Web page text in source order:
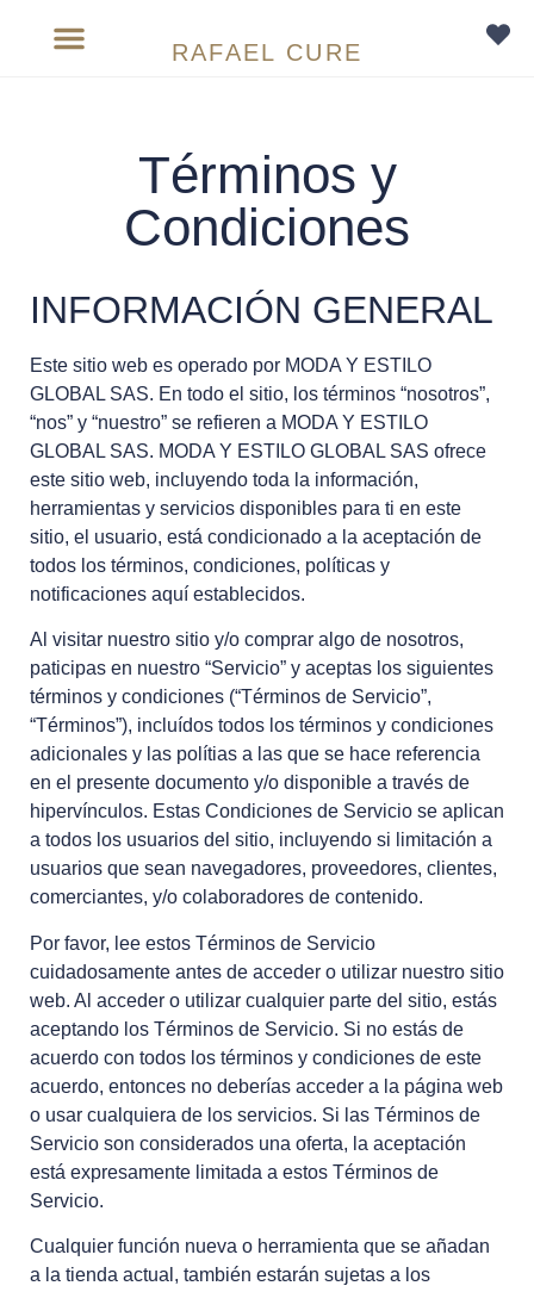
RAFAEL CURE
Términos y
Condiciones
INFORMACIÓN GENERAL
Este sitio web es operado por MODA Y ESTILO
GLOBAL SAS. En todo el sitio, los términos “nosotros”,
“nos” y “nuestro” se refieren a MODA Y ESTILO
GLOBAL SAS. MODA Y ESTILO GLOBAL SAS ofrece
este sitio web, incluyendo toda la información,
herramientas y servicios disponibles para ti en este
sitio, el usuario, está condicionado a la aceptación de
todos los términos, condiciones, políticas y
notificaciones aquí establecidos.
Al visitar nuestro sitio y/o comprar algo de nosotros,
paticipas en nuestro “Servicio” y aceptas los siguientes
términos y condiciones (“Términos de Servicio”,
“Términos”), incluídos todos los términos y condiciones
adicionales y las polítias a las que se hace referencia
en el presente documento y/o disponible a través de
hipervínculos. Estas Condiciones de Servicio se aplican
a todos los usuarios del sitio, incluyendo si limitación a
usuarios que sean navegadores, proveedores, clientes,
comerciantes, y/o colaboradores de contenido.
Por favor, lee estos Términos de Servicio
cuidadosamente antes de acceder o utilizar nuestro sitio
web. Al acceder o utilizar cualquier parte del sitio, estás
aceptando los Términos de Servicio. Si no estás de
acuerdo con todos los términos y condiciones de este
acuerdo, entonces no deberías acceder a la página web
o usar cualquiera de los servicios. Si las Términos de
Servicio son considerados una oferta, la aceptación
está expresamente limitada a estos Términos de
Servicio.
Cualquier función nueva o herramienta que se añadan
a la tienda actual, también estarán sujetas a los